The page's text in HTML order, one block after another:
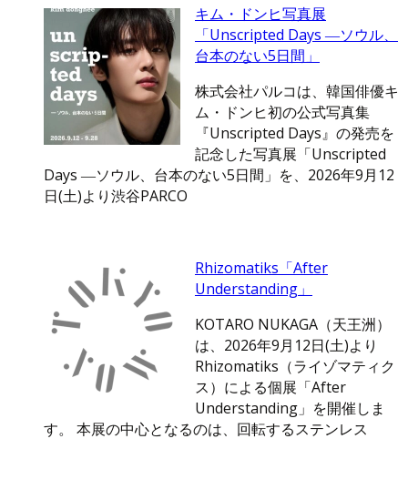
キム・ドンヒ写真展
「Unscripted Days ―ソウル、
台本のない5日間」
株式会社パルコは、韓国俳優キ
ム・ドンヒ初の公式写真集
『Unscripted Days』の発売を
記念した写真展「Unscripted
Days ―ソウル、台本のない5日間」を、2026年9月12
日(土)より渋谷PARCO
Rhizomatiks「After
Understanding」
KOTARO NUKAGA（天王洲）
は、2026年9月12日(土)より
Rhizomatiks（ライゾマティク
ス）による個展「After
Understanding」を開催しま
す。 本展の中心となるのは、回転するステンレス